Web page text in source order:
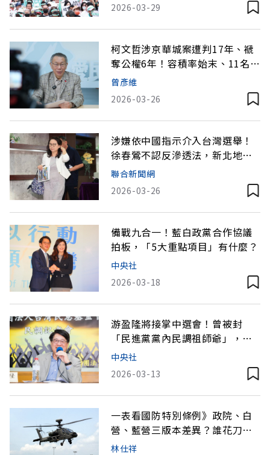
2026-03-29
柯文哲涉京華城案遭判17年、褫
奪公權6年！容積率始末、11名被
告一審判決結果一次看
曾彥維
2026-03-26
涉嫌依中國指示介入台灣選舉！
徐春鶯不認反滲透法，新北地院
裁定延押3月
聯合新聞網
2026-03-26
備戰九合一！藍白政黨合作協議
拍板，「5大重點項目」有什麼？
中央社
2026-03-18
游盈隆將接掌中選會！曾被封
「民進黨黨內民調祖師爺」，上
任挑戰有哪些？
中央社
2026-03-13
一表看國防特別條例》政院、白
營、藍營三版本差異？誰花刀口
上？
林仕祥